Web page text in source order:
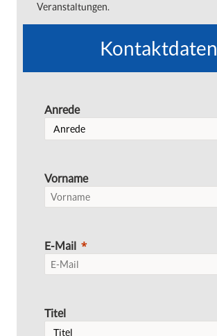
Veranstaltungen.
Kontaktdaten
Anrede
Vorname
E-Mail
Titel